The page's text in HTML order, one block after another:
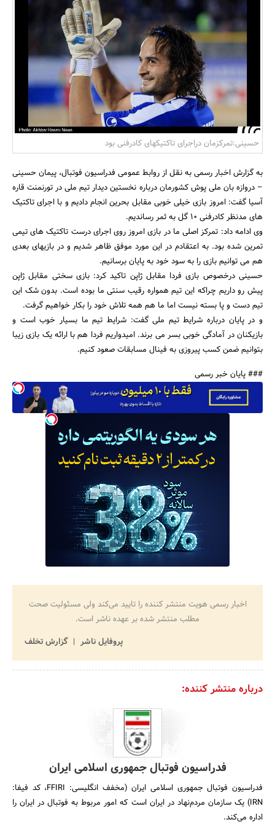
بانک، بیمه و سرمایه
مسکن و ساختمان
جستجو
حسینی:تمرکزمان دراجرای تاکتیکهای کادرفنی بود
به گزارش اخبار رسمی به نقل از روابط عمومی فدراسیون فوتبال، پیمان حسینی
– دروازه بان ملی پوش کشورمان درباره نخستین دیدار تیم ملی در تورنمنت قاره
آسیا گفت: امروز بازی خیلی خوبی مقابل بحرین انجام دادیم و با اجرای تاکتیک
های مدنظر کادرفنی 10 گل به ثمر رساندیم.
وی ادامه داد: تمرکز اصلی ما در بازی امروز روی اجرای درست تاکتیک های تیمی
تمرین شده بود. به اعتقادم در این مورد موفق ظاهر شدیم و در بازیهای بعدی
هم می توانیم بازی را به سود خود به پایان برسانیم.
حسینی درخصوص بازی فردا مقابل ژاپن تاکید کرد: بازی سختی مقابل ژاپن
پیش رو داریم چراکه این تیم همواره رقیب سنتی ما بوده است. بدون شک این
تیم دست و پا بسته نیست اما ما هم همه تلاش خود را بکار خواهیم گرفت.
و در پایان درباره شرایط تیم ملی گفت: شرایط تیم ما بسیار خوب است و
بازیکنان در آمادگی خوبی بسر می برند. امیدواریم فردا هم با ارائه یک بازی زیبا
بتوانیم ضمن کسب پیروزی به فینال مسابقات صعود کنیم.
### پایان خبر رسمی
اخبار رسمی هویت منتشر کننده را تایید می‌کند ولی مسئولیت صحت
مطلب منتشر شده بر عهده ناشر است.
پروفایل ناشر
گزارش تخلف
درباره منتشر کننده:
فدراسیون فوتبال جمهوری اسلامی ایران
فدراسیون فوتبال جمهوری اسلامی ایران (مخفف انگلیسی: FFIRI، کد فیفا:
IRN)‏ یک سازمان مردم‌نهاد در ایران است که امور مربوط به فوتبال در ایران را
اداره می‌کند.